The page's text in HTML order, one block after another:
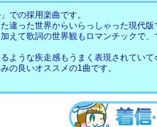
での採用楽曲です。
違った世界からいらっしゃった現代
えて歌詞の世界観もロマンチックで
ような疾走感もうまく表現されていて
の良いオススメの1曲です。